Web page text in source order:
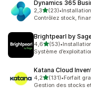
Dynamics 365
2,3étoile(s) sur 5
(23)
23 avis au total
•
Contrôlez stock,
Brightpearl by
4,6étoile(s) sur 5
(53)
53 avis au total
•
Système
Katana Cloud
4,2étoile(s) sur 5
(131)
131 avis au total
•Forfait
Gestion des stocks